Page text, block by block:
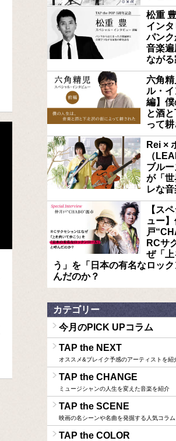
松重
インタ
パン
音楽
なが
六角精
ル・
編】
と酒
って
Rei ×
（
ブル
が「世
レな
【ス
ュー
戸
RCサ
ぜ「上
う」を「日本の有名なロッ
んだのか？
カテゴリー
今月のPICK UPコラム
TAP the NEXT
オススメ&ブレイク予感のアーティストを紹
TAP the CHANGE
ミュージシャンの人生を変えた音楽を紹介
TAP the SCENE
映画の名シーンや名曲を発掘する人気コラム
TAP the COLOR